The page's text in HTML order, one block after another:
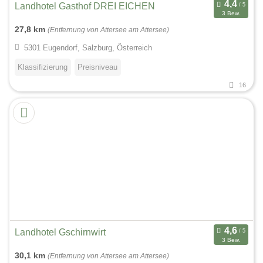
Landhotel Gasthof DREI EICHEN
3 Bew.
27,8 km (Entfernung von Attersee am Attersee)
5301 Eugendorf, Salzburg, Österreich
Klassifizierung Preisniveau
16
Landhotel Gschirnwirt
3 Bew.
30,1 km (Entfernung von Attersee am Attersee)